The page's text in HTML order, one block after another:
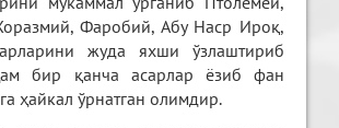
Фаробий, Абу Наср Ироқ,
жуда яхши ўзлаштириб
бир қанча асарлар ёзиб фан
ҳайкал ўрнатган олимдир.